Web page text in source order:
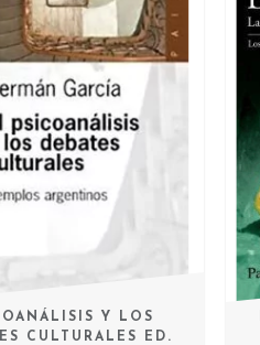
Y LOS
CULTURALES ED.